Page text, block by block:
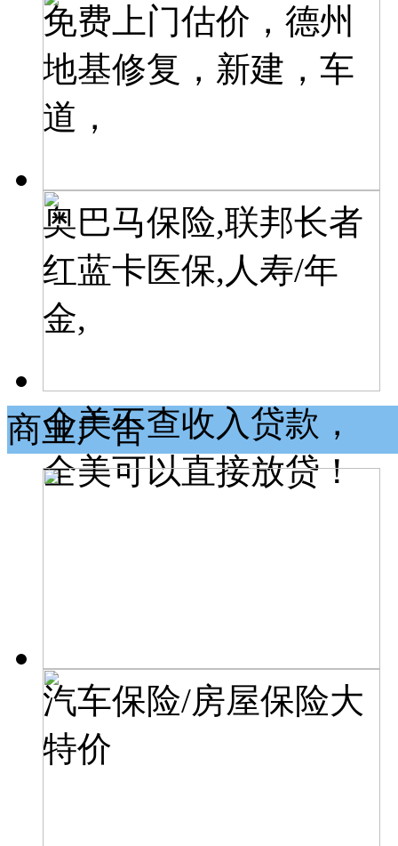
免费上门估价，德州
地基修复，新建，车
道，
奥巴马保险,联邦长者
红蓝卡医保,人寿/年
金,
全美不查收入贷款，
全美可以直接放贷！
商业广告
汽车保险/房屋保险大
特价